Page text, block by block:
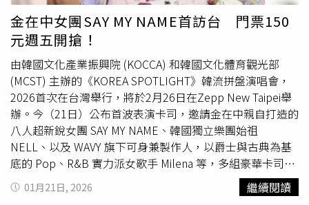
望能慰勞這位天天被自家愛貓「霸凌」的辛苦員工。儘管法
蘭琪依然對投遞口維持高度戒備，但飼主觀察到，這對「歡
喜冤家」似乎已建立起某種特殊的默契；飼主發現法蘭琪嘴
上仍會對著信箱嘶吼，但每天到了送信時間，她都會準時在
門後守候，就像在期待「好朋友」的到訪。飼主也將愛貓與
郵差互動拍下後分享到影音平台TikTok，引發討論與轉發，
不少網友笑說應該要幫這名郵差「加薪」，更多人被法蘭琪
可愛的樣子萌翻 ，羨慕飼主能養到如此有靈性的貓咪。
@frankieunsupervised PT 1 - Frankie & the mailman
“officially” meeting! Can you guess what the
mailman’s name is or what his favorite cookie is?? 🤣
#frankievsmailman #catsoftiktok #cattok #viral #fyp ♬
金在中女團SAY MY NAME首訪台 門票150
元週五開搶！
由韓國文化產業振興院 (KOCCA) 和韓國文化體育觀光部
(MCST) 主辦的《KOREA SPOTLIGHT》韓流拼盤演唱會，
2026首次在台灣舉行，將於2月26日在Zepp New Taipei舉
辦。今（21日）公布首波表演卡司，邀請金在中親自打造的
八人超新銳女團 SAY MY NAME、韓國獨立樂團始祖
NELL、以及 WAVY 旗下可身兼製作人，以爵士與古典為基
底的 Pop、R&B 實力派女歌手 Milena 等，多組豪華卡司。
門票2026年1月23日 (五) 中午12點正式售票。韓國現代搖
滾指標樂團NELL，由金鍾完、李正勳、李在景三位成員組
01月21日, 2026 繼續閱讀